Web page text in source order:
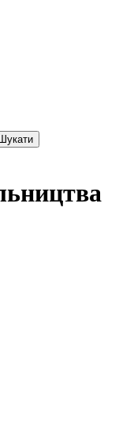
Шукати